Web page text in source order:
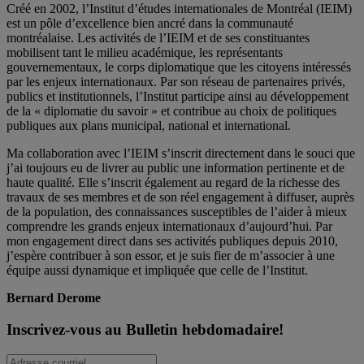
Créé en 2002, l’Institut d’études internationales de Montréal (IEIM)
est un pôle d’excellence bien ancré dans la communauté
montréalaise. Les activités de l’IEIM et de ses constituantes
mobilisent tant le milieu académique, les représentants
gouvernementaux, le corps diplomatique que les citoyens intéressés
par les enjeux internationaux. Par son réseau de partenaires privés,
publics et institutionnels, l’Institut participe ainsi au développement
de la « diplomatie du savoir » et contribue au choix de politiques
publiques aux plans municipal, national et international.
Ma collaboration avec l’IEIM s’inscrit directement dans le souci que
j’ai toujours eu de livrer au public une information pertinente et de
haute qualité. Elle s’inscrit également au regard de la richesse des
travaux de ses membres et de son réel engagement à diffuser, auprès
de la population, des connaissances susceptibles de l’aider à mieux
comprendre les grands enjeux internationaux d’aujourd’hui. Par
mon engagement direct dans ses activités publiques depuis 2010,
j’espère contribuer à son essor, et je suis fier de m’associer à une
équipe aussi dynamique et impliquée que celle de l’Institut.
Bernard Derome
Inscrivez-vous au Bulletin hebdomadaire!